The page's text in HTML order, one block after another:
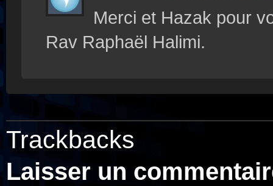
Merci et Hazak pour
Rav Raphaël Halimi.
Trackbacks
Laisser un